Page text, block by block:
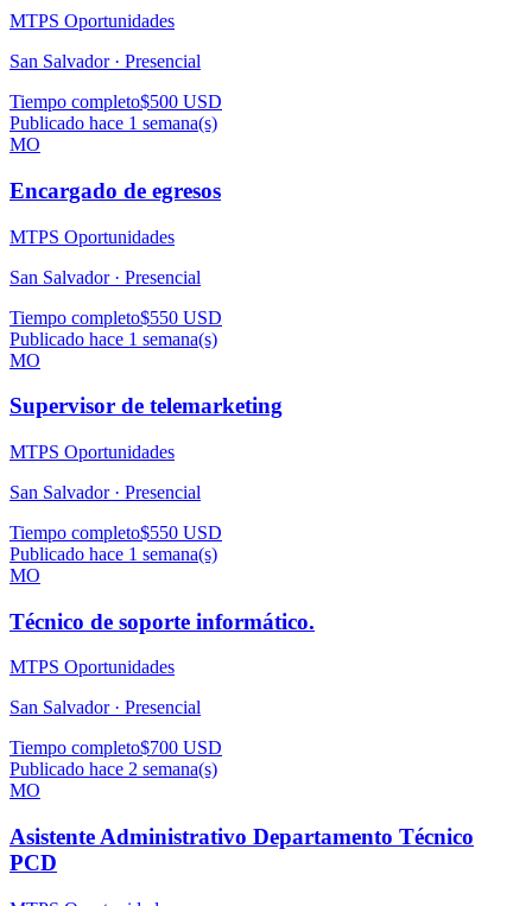
MTPS Oportunidades
San Salvador · Presencial
Tiempo completo$500 USD
Publicado hace 1 semana(s)
MO
Encargado de egresos
MTPS Oportunidades
San Salvador · Presencial
Tiempo completo$550 USD
Publicado hace 1 semana(s)
MO
Supervisor de telemarketing
MTPS Oportunidades
San Salvador · Presencial
Tiempo completo$550 USD
Publicado hace 1 semana(s)
MO
Técnico de soporte informático.
MTPS Oportunidades
San Salvador · Presencial
Tiempo completo$700 USD
Publicado hace 2 semana(s)
MO
Asistente Administrativo Departamento Técnico
PCD